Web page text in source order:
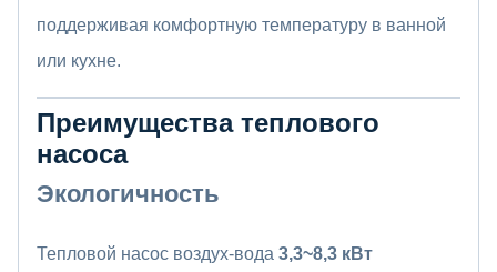
поддерживая комфортную температуру в ванной
или кухне.
Преимущества теплового
насоса
Экологичность
Тепловой насос воздух-вода 3,3~8,3 кВт